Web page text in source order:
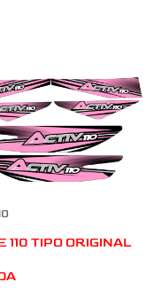
110 TIPO ORIGINAL